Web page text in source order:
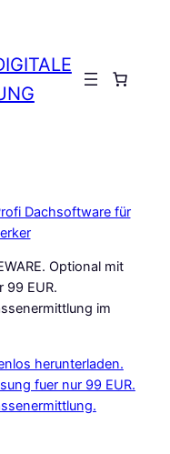
Anmelden
Optional mit
99 EUR.
im